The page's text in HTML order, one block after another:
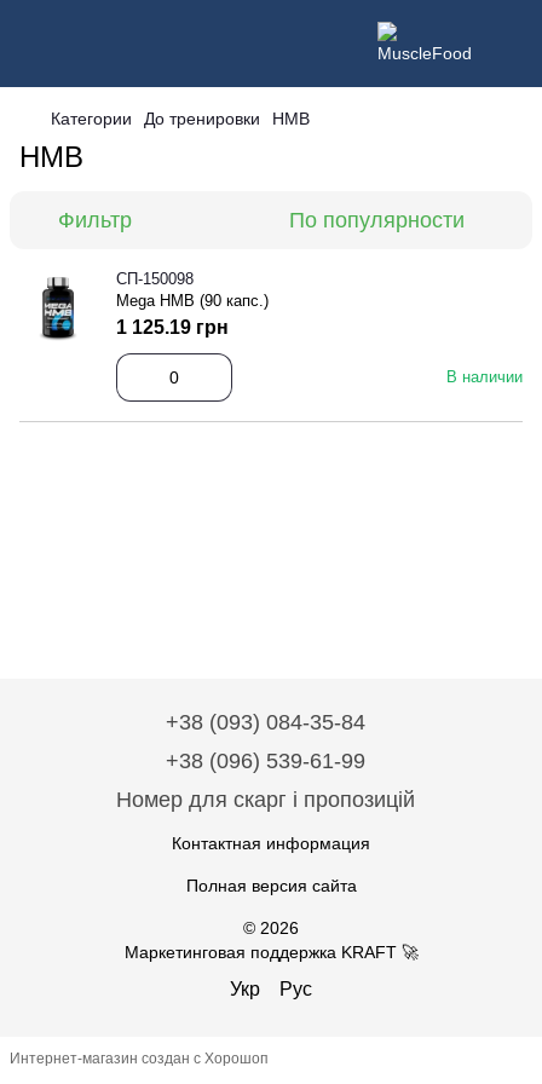
Категории До тренировки HMB
HMB
Фильтр По популярности
СП-150098
Mega HMB (90 капс.)
В наличии
1 125.19 грн
+38 (093) 084-35-84
+38 (096) 539-61-99
Номер для скарг і пропозицій
Контактная информация
Полная версия сайта
© 2026
Маркетинговая поддержка KRAFT 🚀
Укр Рус
Интернет-магазин создан с Хорошоп